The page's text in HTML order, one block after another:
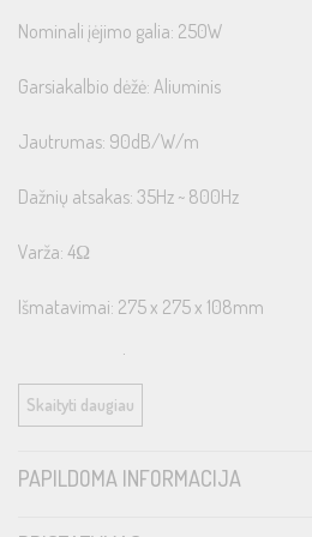
Nominali įėjimo galia: 250W
Garsiakalbio dėžė: Aliuminis
Jautrumas: 90dB/W/m
Dažnių atsakas: 35Hz ~ 800Hz
Varža: 4Ω
Išmatavimai: 275 x 275 x 108mm
Montavimo gylis: 85mm
Montavimo diametras Ø: 232mm
Garsiakalbio svoris: 4700gr
Skaityti daugiau
PAPILDOMA INFORMACIJA